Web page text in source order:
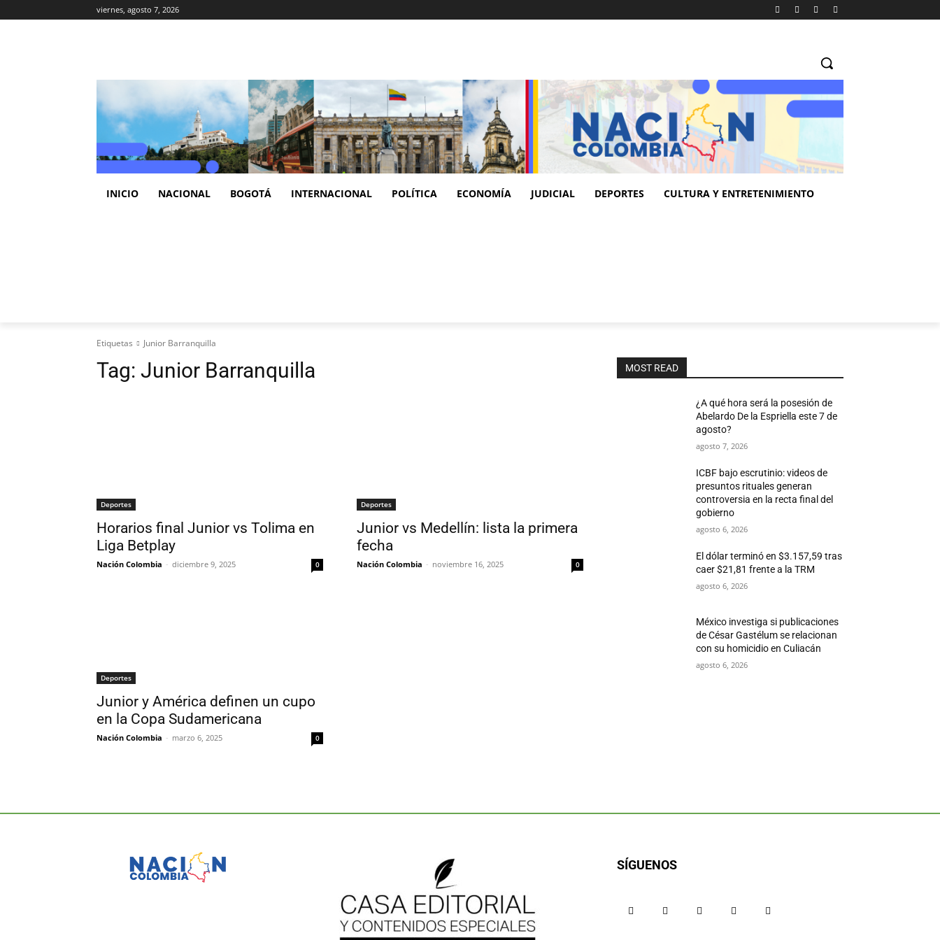
viernes, agosto 7, 2026
INICIO NACIONAL BOGOTÁ INTERNACIONAL POLÍTICA ECONOMÍA JUDICIAL DEPORTES CULTURA Y ENTRETENIMIENTO
Etiquetas Junior Barranquilla
Tag: Junior Barranquilla
Deportes
Horarios final Junior vs Tolima en
Liga Betplay
Nación Colombia - diciembre 9, 2025 0
Deportes
Junior vs Medellín: lista la primera
fecha
Nación Colombia - noviembre 16, 2025 0
Deportes
Junior y América definen un cupo
en la Copa Sudamericana
Nación Colombia - marzo 6, 2025 0
MOST READ
¿A qué hora será la posesión de
Abelardo De la Espriella este 7 de
agosto?
agosto 7, 2026
ICBF bajo escrutinio: videos de
presuntos rituales generan
controversia en la recta final del
gobierno
agosto 6, 2026
El dólar terminó en $3.157,59 tras
caer $21,81 frente a la TRM
agosto 6, 2026
México investiga si publicaciones
de César Gastélum se relacionan
con su homicidio en Culiacán
agosto 6, 2026
SÍGUENOS